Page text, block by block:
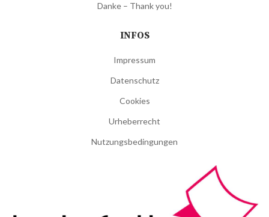
Danke – Thank you!
INFOS
Impressum
Datenschutz
Cookies
Urheberrecht
Nutzungsbedingungen